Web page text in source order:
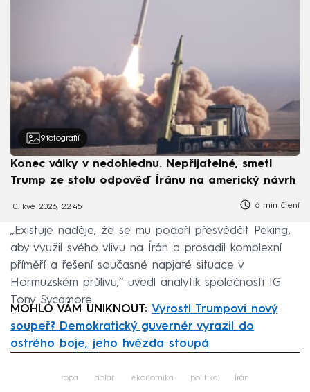
9 fotografií
Konec války v nedohlednu. Nepřijatelné, smetl
Trump ze stolu odpověď Íránu na americký návrh
10. kvě 2026, 22:45 6 min čtení
„Existuje naděje, že se mu podaří přesvědčit Peking,
aby využil svého vlivu na Írán a prosadil komplexní
příměří a řešení současné napjaté situace v
Hormuzském průlivu,“ uvedl analytik společnosti IG
Tony Sycamore.
MOHLO VÁM UNIKNOUT: Vyrostl Trumpovi nový
soupeř? Demokratický guvernér vyrazil do
ostrého boje, jeho hvězda stoupá
ropa dolar ekonomika politika Írán